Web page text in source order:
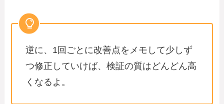
逆に、1回ごとに改善点をメモして少しず
つ修正していけば、検証の質はどんどん高
くなるよ。